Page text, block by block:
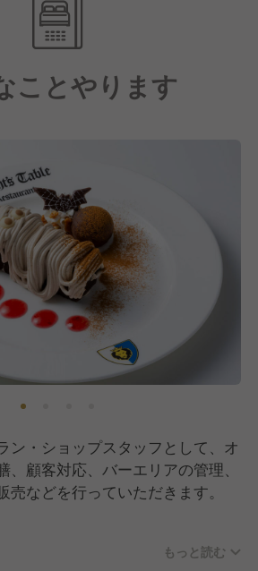
ープの無料入場パスポートの支給
FUN！私らしくプロフェッシ
大切にし、お互いのらしさを尊重
境です。ボーダーレスな企業とし
＝楽しさ」を提供しています！
ことやります
ン・ショップスタッフとして、オ
、顧客対応、バーエリアの管理、
売などを行っていただきます。
るように、研修制度をしっかり整
もっと読む